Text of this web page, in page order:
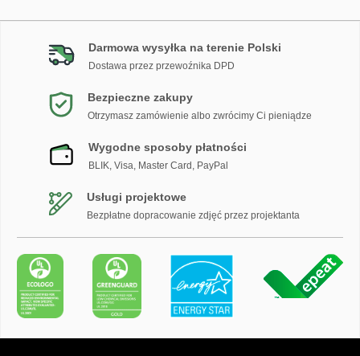
Darmowa wysyłka na terenie Polski
Dostawa przez przewoźnika DPD
Bezpieczne zakupy
Otrzymasz zamówienie albo zwrócimy Ci pieniądze
Wygodne sposoby płatności
BLIK, Visa, Master Card, PayPal
Usługi projektowe
Bezpłatne dopracowanie zdjęć przez projektanta